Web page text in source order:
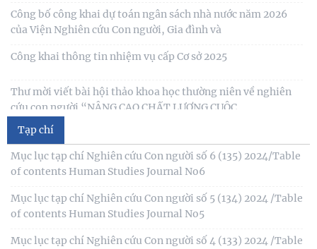
Công bố công khai dự toán ngân sách nhà nước năm 2026
của Viện Nghiên cứu Con người, Gia đình và
Công khai thông tin nhiệm vụ cấp Cơ sở 2025
Thư mời viết bài hội thảo khoa học thường niên về nghiên
cứu con người “NÂNG CAO CHẤT LƯỢNG CUỘC
Thông báo triệu tập thí sinh đủ điều kiện, tiêu chuẩn, tham
gia sát hạch trình độ hiểu biết chung
Thông báo kết quả kiểm tra điều kiện, tiêu chuẩn, văn
bằng, chứng chỉ đối với thí sinh đăng ký dự
Thông báo 2773/TB-KHXH về Kết quả kiểm tra điều kiện,
tiêu chuẩn, văn bằng, chứng chỉ đối với thí
Tạp chí
Mục lục tạp chí Nghiên cứu Con người số 6 (135) 2024/Table
of contents Human Studies Journal No6
Mục lục tạp chí Nghiên cứu Con người số 5 (134) 2024 /Table
of contents Human Studies Journal No5
Mục lục tạp chí Nghiên cứu Con người số 4 (133) 2024 /Table